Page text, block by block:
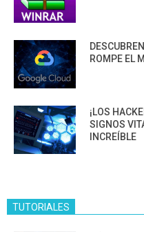
ROMPE EL
¡LOS
SIGNOS
INCREÍBLE
TUTORIALES